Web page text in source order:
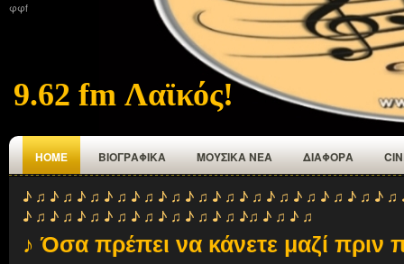
φφf
9.62 fm Λαϊκός!
HOME ΒΙΟΓΡΑΦΙΚΑ ΜΟΥΣΙΚΑ ΝΕΑ ΔΙΑΦΟΡΑ
♪ ♫ ♪ ♫ ♪ ♫ ♪ ♫ ♪ ♫ ♪ ♫ ♪ ♫ ♪ ♫ ♪ ♫ ♪ ♫ ♪ ♫ ♪ ♫ ♪ ♫ ♪
♪ ♫ ♪ ♫ ♪ ♫ ♪ ♫ ♪ ♫ ♪ ♫ ♪ ♫ ♪ ♫ ♪♫ ♪ ♫ ♪ ♫
♪ Όσα πρέπει να κάνετε μαζί πριν